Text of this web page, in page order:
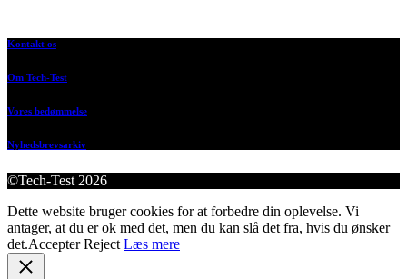
Kontakt os
Om Tech-Test
Vores bedømmelse
Nyhedsbrevsarkiv
©Tech-Test 2026
Dette website bruger cookies for at forbedre din oplevelse. Vi
antager, at du er ok med det, men du kan slå det fra, hvis du ønsker
det.Accepter Reject Læs mere